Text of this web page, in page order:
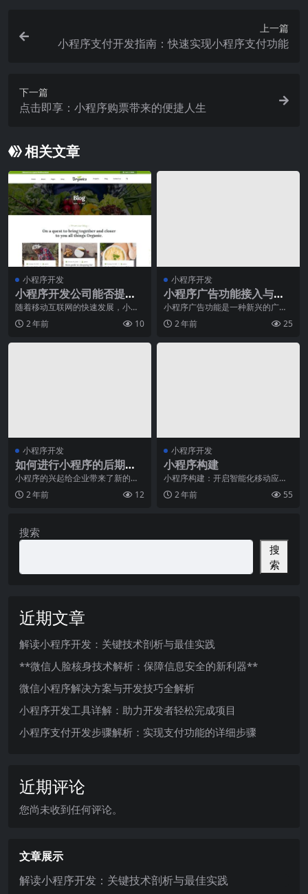
上一篇
小程序支付开发指南：快速实现小程序支付功能
下一篇
点击即享：小程序购票带来的便捷人生
相关文章
小程序开发
小程序开发公司能否提供
优秀的用户体验？
随着移动互联网的快速发展，小程
序正逐渐成为人们生活中不可或缺
的一部分。作为一种轻
2 年前 10
小程序开发
小程序广告功能接入与收
益分析
小程序广告功能是一种新兴的广告
形式，可以广泛应用于小程序中，
帮助小程序实现更多的
2 年前 25
小程序开发
如何进行小程序的后期维
护和运营
小程序的兴起给企业带来了新的发
展机遇，然而要想让小程序发挥非
常大效益，后期的维护
2 年前 12
小程序开发
小程序构建
小程序构建：开启智能化移动应用
新时代总览随着智能手机的普及和
移动应用的迅猛发展，
2 年前 55
搜索
搜
索
近期文章
解读小程序开发：关键技术剖析与最佳实践
**微信人脸核身技术解析：保障信息安全的新利器**
微信小程序解决方案与开发技巧全解析
小程序开发工具详解：助力开发者轻松完成项目
小程序支付开发步骤解析：实现支付功能的详细步骤
近期评论
您尚未收到任何评论。
文章展示
解读小程序开发：关键技术剖析与最佳实践